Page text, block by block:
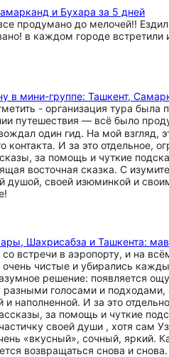
и Бухара за 5 дней
продумано до мелочей!!
в каждом городе
в мини-группе: Ташкент,
- организация тура
путешествия — всё было
один гид. На мой взгляд,
контакта. И за это отдельное,
за помощь и чуткие
восточная сказка. С
душой, своей изюминкой и
Шахрисабза и Ташкента:
встречи в аэропорту, и на
чистые и убирались
решение: появляется
голосами и подходами,
и наполненной. И за это
за помощь и чуткие
своей души , хотя сам
«вкусный», сочный, яркий.
возвращаться снова и